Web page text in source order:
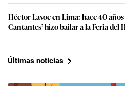
Héctor Lavoe en Lima: hace 40
Cantantes’ hizo bailar a la Feria del
Últimas noticias